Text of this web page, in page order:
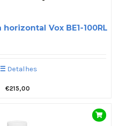
Vox BE1-100RL
Detalhes
€215,00